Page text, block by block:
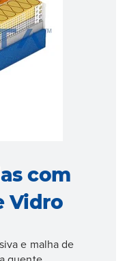
com
Vidro
e malha de